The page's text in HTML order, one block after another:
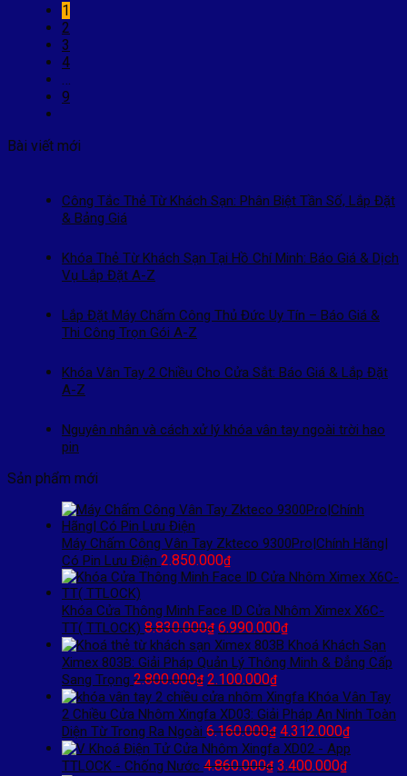
1
2
3
4
9
Bài viết mới
Công Tắc Thẻ Từ Khách Sạn: Phân Biệt Tần Số, Lắp Đặt
& Bảng Giá
Khóa Thẻ Từ Khách Sạn Tại Hồ Chí Minh: Báo Giá & Dịch
Vụ Lắp Đặt A-Z
Lắp Đặt Máy Chấm Công Thủ Đức Uy Tín – Báo Giá &
Thi Công Trọn Gói A-Z
Khóa Vân Tay 2 Chiều Cho Cửa Sắt: Báo Giá & Lắp Đặt
A-Z
Nguyên nhân và cách xử lý khóa vân tay ngoài trời hao
pin
Sản phẩm mới
Máy Chấm Công Vân Tay Zkteco 9300Pro|Chính Hãng|
Có Pin Lưu Điện 2.850.000₫
Khóa Cửa Thông Minh Face ID Cửa Nhôm Ximex X6C-
TT( TTLOCK) 8.830.000₫ Giá
gốc
là:
8.830.000₫.
6.990.000₫Giá
hiện
tại
6.990.000₫.
Khoá Khách Sạn
Ximex 803B: Giải Pháp Quản Lý Thông Minh & Đẳng Cấp
Sang Trọng 2.800.000₫ Giá
gốc
là:
2.800.000₫.
2.100.000₫Giá
hiện
tại
là:
2.100.000₫.
Khóa Vân Tay
2 Chiều Cửa Nhôm Xingfa XD03: Giải Pháp An Ninh Toàn
Diện Từ Trong Ra Ngoài 6.160.000₫ Giá
gốc
là:
4.312.000₫Giá
hiện
Khoá Điện Tử Cửa Nhôm Xingfa XD02 - App
TTLOCK - Chống Nước 4.860.000₫ Giá
3.400.000₫Giá